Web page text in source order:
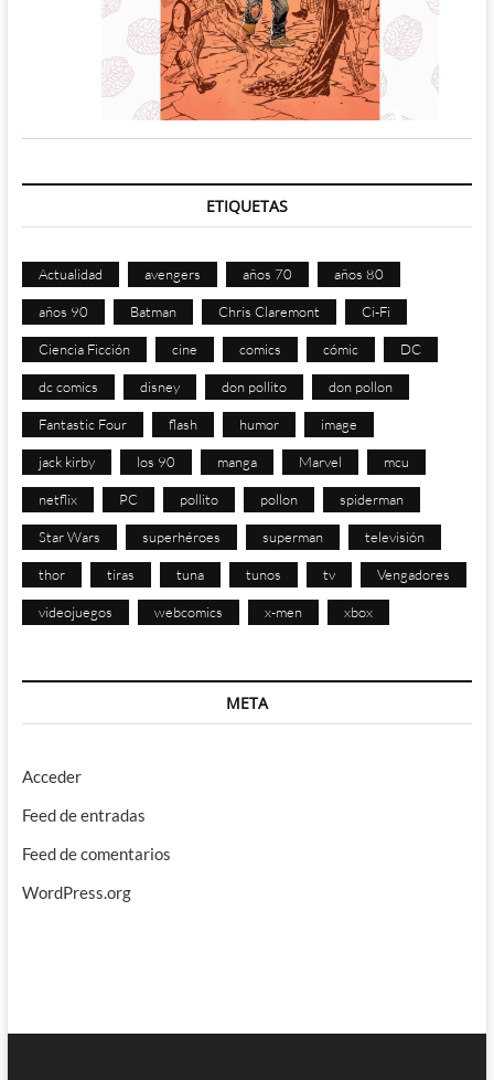
ETIQUETAS
Actualidad avengers años 70 años 80
años 90 Batman Chris Claremont Ci-Fi
Ciencia Ficción cine comics cómic DC
dc comics disney don pollito don pollon
Fantastic Four flash humor image
jack kirby los 90 manga Marvel mcu
netflix PC pollito pollon spiderman
Star Wars superhéroes superman televisión
thor tiras tuna tunos tv Vengadores
videojuegos webcomics x-men xbox
META
Acceder
Feed de entradas
Feed de comentarios
WordPress.org